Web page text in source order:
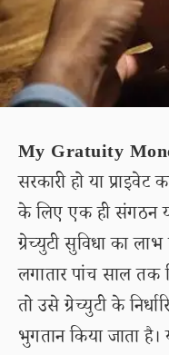
My Gratuity
सरकारी हो या
के लिए एक ही संगठन
ग्रेच्युटी सुविधा का
लगातार पांच साल
तो उसे ग्रेच्युटी के
भुगतान किया जाता